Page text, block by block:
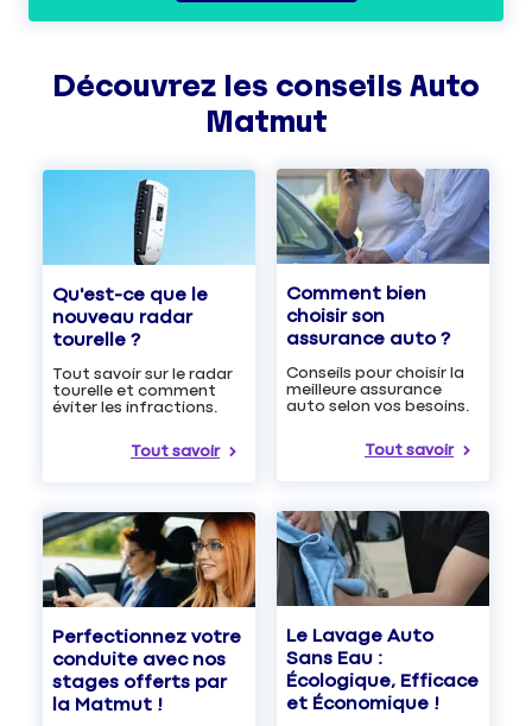
Découvrez les conseils Auto
Matmut
Qu'est-ce que le
nouveau radar
tourelle ?
Tout savoir sur le radar
tourelle et comment
éviter les infractions.
Tout savoir
Comment bien
choisir son
assurance auto ?
Conseils pour choisir la
meilleure assurance
auto selon vos besoins.
Tout savoir
Perfectionnez votre
conduite avec nos
stages offerts par
la Matmut !
Le Lavage Auto
Sans Eau :
Écologique, Efficace
et Économique !